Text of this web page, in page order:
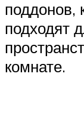
поддонов,
подходят
комнате.